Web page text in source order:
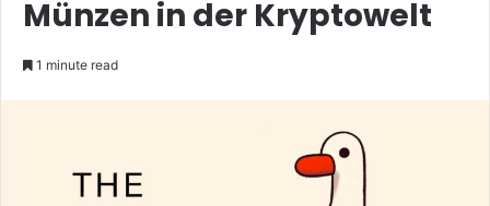
Münzen in der Kryptowelt
1 minute read